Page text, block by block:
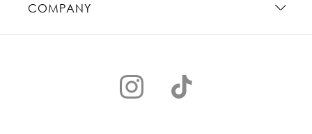
COMPANY